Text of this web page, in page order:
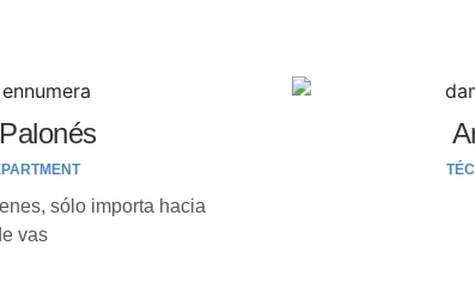
sólo importa hacia
vas